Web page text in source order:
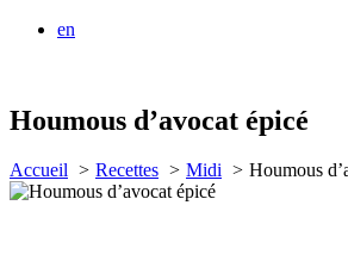
en
Houmous d’avocat épicé
Accueil Recettes Midi Houmous